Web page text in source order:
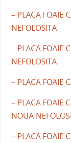
– PLACA FOAIE
NEFOLOSITA
– PLACA FOAIE
NEFOLOSITA
– PLACA FOAIE
– PLACA FOAIE
NOUA
– PLACA FOAIE